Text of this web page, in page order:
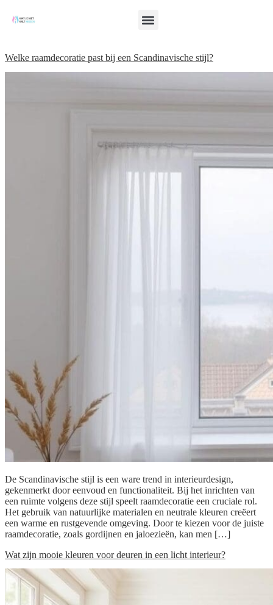
Welke raamdecoratie past bij een Scandinavische stijl?
De Scandinavische stijl is een ware trend in interieurdesign,
gekenmerkt door eenvoud en functionaliteit. Bij het inrichten van
een ruimte volgens deze stijl speelt raamdecoratie een cruciale rol.
Het gebruik van natuurlijke materialen en neutrale kleuren creëert
een warme en rustgevende omgeving. Door te kiezen voor de juiste
raamdecoratie, zoals gordijnen en jaloezieën, kan men […]
Wat zijn mooie kleuren voor deuren in een licht interieur?